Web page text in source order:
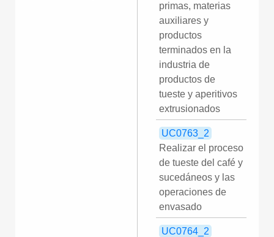
primas, materias
auxiliares y
productos
terminados en la
industria de
productos de
tueste y aperitivos
extrusionados
UC0763_2
Realizar el proceso
de tueste del café y
sucedáneos y las
operaciones de
envasado
UC0764_2